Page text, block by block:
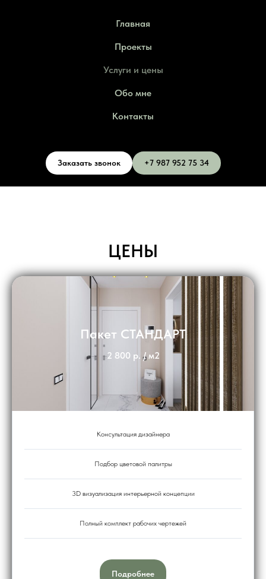
Главная
Проекты
Услуги и цены
Обо мне
Контакты
Заказать звонок +7 987 952 75 34
ЦЕНЫ
Пакет СТАНДАРТ
2 800 р. / м2
Консультация дизайнера
Подбор цветовой палитры
3D визуализация интерьерной концепции
Полный комплект рабочих чертежей
Подробнее